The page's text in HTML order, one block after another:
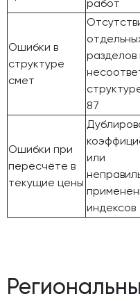
работ
Ошибки в
структуре
смет
разделов
87
Ошибки при
пересчёте в
текущие цены
или
индексов